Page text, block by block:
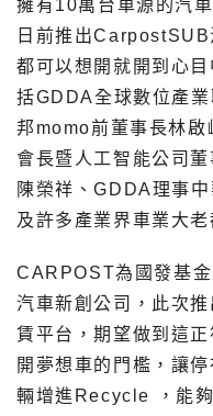
擁有10萬台車源的汽
日前推出
都可以想開就開到心
括GDDA全球數位產
邦momo前董事長林
會長暨人工智能公司
陳榮祥、GDDA理事
及許多產業界車業大老
CARPOST為國發基
汽車新創公司，此次
賃平台，期望做到這
開夢想車的門檻，讓
輛增進Recycle ，能